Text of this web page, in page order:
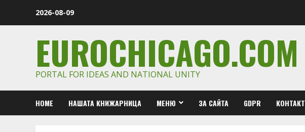
2026-08-09
EUROCHICAGO.COM
PORTAL FOR IDEAS AND NATIONAL UNITY
HOME НАШАТА КНИЖАРНИЦА МЕНЮ ЗА САЙТА GDPR КОНТАКТ